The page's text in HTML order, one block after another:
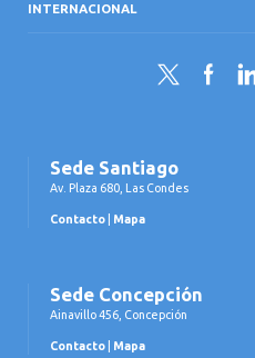
INTERNACIONAL
Twitter
Sede Santiago
Av. Plaza 680, Las Condes
Contacto Mapa
Sede Concepción
Ainavillo 456, Concepción
Contacto Mapa